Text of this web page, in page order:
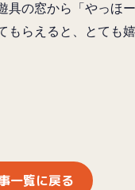
の窓から「やっほ
らえると、とても
一覧に戻る